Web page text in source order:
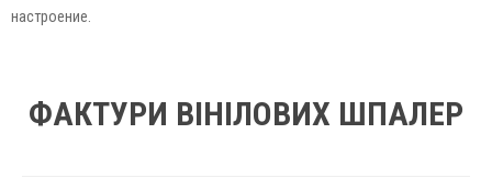
настроение.
ФАКТУРИ ВІНІЛОВИХ ШПАЛЕР